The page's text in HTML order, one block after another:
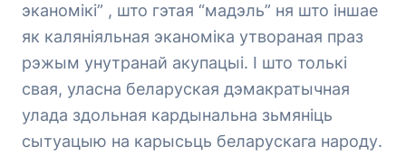
эканомікі” , што гэтая “мадэль” ня што іншае
як каляніяльная эканоміка утвораная праз
рэжым унутранай акупацыі. І што толькі
свая, уласна беларуская дэмакратычная
улада здольная кардынальна зьмяніць
сытуацыю на карысьць беларускага народу.